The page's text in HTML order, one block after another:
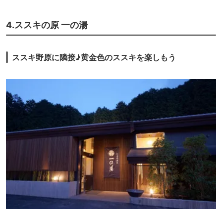
4.ススキの原 一の湯
ススキ野原に隣接♪黄金色のススキを楽しもう